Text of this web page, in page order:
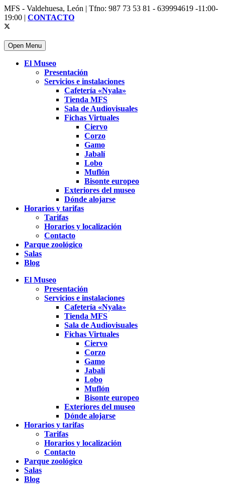
MFS - Valdehuesa, León | Tfno: 987 73 53 81 - 639994619 -11:00-
19:00 | CONTACTO
Open Menu
El Museo
Presentación
Servicios e instalaciones
Cafetería «Nyala»
Tienda MFS
Sala de Audiovisuales
Fichas Virtuales
Ciervo
Corzo
Gamo
Jabalí
Lobo
Muflón
Bisonte europeo
Exteriores del museo
Dónde alojarse
Horarios y tarifas
Tarifas
Horarios y localización
Contacto
Parque zoológico
Salas
Blog
El Museo
Presentación
Servicios e instalaciones
Cafetería «Nyala»
Tienda MFS
Sala de Audiovisuales
Fichas Virtuales
Ciervo
Corzo
Gamo
Jabalí
Lobo
Muflón
Bisonte europeo
Exteriores del museo
Dónde alojarse
Horarios y tarifas
Tarifas
Horarios y localización
Contacto
Parque zoológico
Salas
Blog